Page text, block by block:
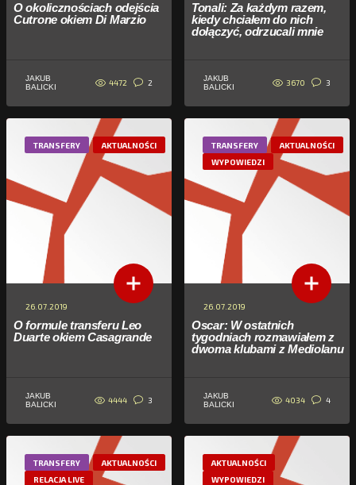
O okolicznościach odejścia
Cutrone okiem Di Marzio
JAKUB
BALICKI
4472 2
Tonali: Za każdym razem,
kiedy chciałem do nich
dołączyć, odrzucali mnie
JAKUB
BALICKI
3670 3
TRANSFERY AKTUALNOŚCI
26.07.2019
O formule transferu Leo
Duarte okiem Casagrande
JAKUB
BALICKI
4444 3
TRANSFERY
AKTUALNOŚCI
WYPOWIEDZI
26.07.2019
Oscar: W ostatnich
tygodniach rozmawiałem z
dwoma klubami z Mediolanu
JAKUB
BALICKI
4034 4
TRANSFERY
AKTUALNOŚCI
RELACJA LIVE
AKTUALNOŚCI
WYPOWIEDZI